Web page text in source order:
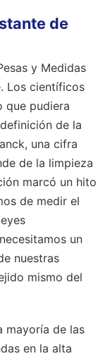
de
y Medidas
Los científicos
que pudiera
de la
una cifra
de la limpieza
marcó un hito
de medir el
un
nuestras
mismo del
mayoría de las
en la alta